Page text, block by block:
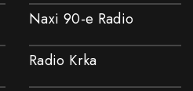
Naxi 90-e Radio
Radio Krka